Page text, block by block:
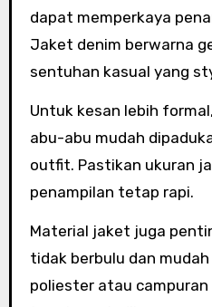
dapat memperkaya
Jaket denim berwarna
sentuhan kasual yang
Untuk kesan lebih
abu-abu mudah
outfit. Pastikan ukuran
penampilan tetap rapi.
Material jaket juga
tidak berbulu dan
poliester atau